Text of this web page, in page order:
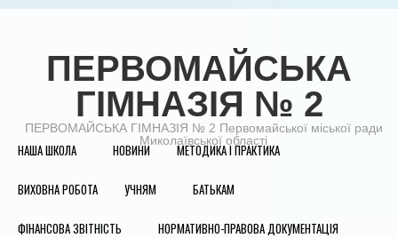
ПЕРВОМАЙСЬКА
ГІМНАЗІЯ № 2
ПЕРВОМАЙСЬКА ГІМНАЗІЯ № 2 Первомайської міської ради
Миколаївської області
НАША ШКОЛА НОВИНИ МЕТОДИКА І ПРАКТИКА
ВИХОВНА РОБОТА УЧНЯМ БАТЬКАМ
ФІНАНСОВА ЗВІТНІСТЬ НОРМАТИВНО-ПРАВОВА ДОКУМЕНТАЦІЯ